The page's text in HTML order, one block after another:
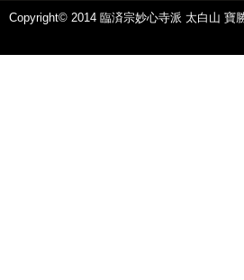
Copyright© 2014 臨済宗妙心寺派 太白山 寶